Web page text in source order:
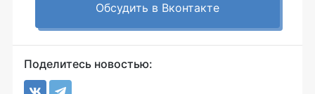
Обсудить в Вконтакте
Поделитесь новостью: